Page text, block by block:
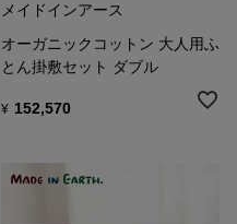
メイドインアース
オーガニックコットン 大人用ふ
とん掛敷セット ダブル
¥ 152,570